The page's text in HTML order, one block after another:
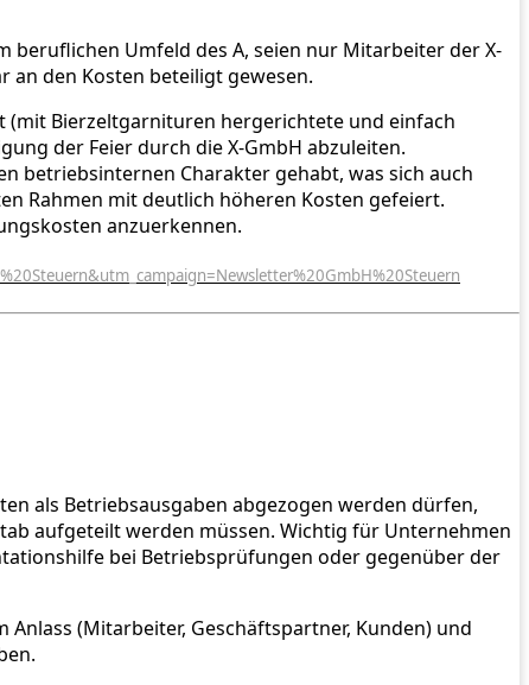
beruflichen Umfeld des A, seien nur Mitarbeiter der X-
an den Kosten beteiligt gewesen.
(mit Bierzeltgarnituren hergerichtete und einfach
der Feier durch die X-GmbH abzuleiten.
betriebsinternen Charakter gehabt, was sich auch
Rahmen mit deutlich höheren Kosten gefeiert.
anzuerkennen.
als Betriebsausgaben abgezogen werden dürfen,
aufgeteilt werden müssen. Wichtig für Unternehmen
bei Betriebsprüfungen oder gegenüber der
(Mitarbeiter, Geschäftspartner, Kunden) und